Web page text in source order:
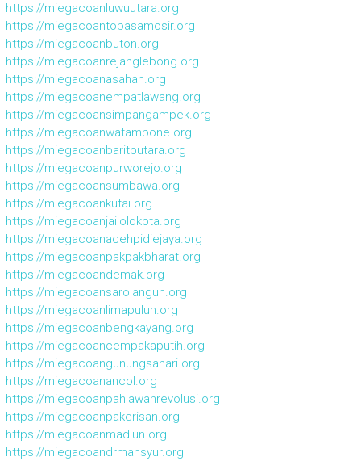
https://miegacoanluwuutara.org
https://miegacoantobasamosir.org
https://miegacoanbuton.org
https://miegacoanrejanglebong.org
https://miegacoanasahan.org
https://miegacoanempatlawang.org
https://miegacoansimpangampek.org
https://miegacoanwatampone.org
https://miegacoanbaritoutara.org
https://miegacoanpurworejo.org
https://miegacoansumbawa.org
https://miegacoankutai.org
https://miegacoanjailolokota.org
https://miegacoanacehpidiejaya.org
https://miegacoanpakpakbharat.org
https://miegacoandemak.org
https://miegacoansarolangun.org
https://miegacoanlimapuluh.org
https://miegacoanbengkayang.org
https://miegacoancempakaputih.org
https://miegacoangunungsahari.org
https://miegacoanancol.org
https://miegacoanpahlawanrevolusi.org
https://miegacoanpakerisan.org
https://miegacoanmadiun.org
https://miegacoandrmansyur.org